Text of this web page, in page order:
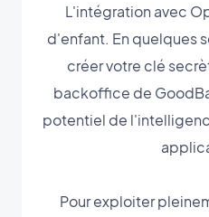
L'intégration avec
d'enfant. En quelques
créer votre clé
backoffice de
potentiel de
Pour exploiter